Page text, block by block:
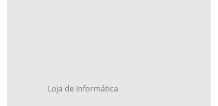
Loja de Informática